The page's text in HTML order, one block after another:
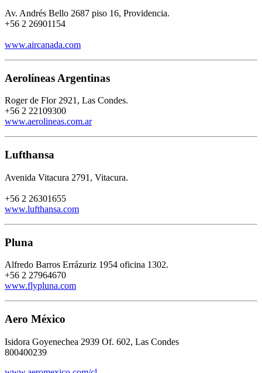
Av. Andrés Bello 2687 piso 16, Providencia.
+56 2 26901154
www.aircanada.com
Aerolíneas Argentinas
Roger de Flor 2921, Las Condes.
+56 2 22109300
www.aerolineas.com.ar
Lufthansa
Avenida Vitacura 2791, Vitacura.
+56 2 26301655
www.lufthansa.com
Pluna
Alfredo Barros Errázuriz 1954 oficina 1302.
+56 2 27964670
www.flypluna.com
Aero México
Isidora Goyenechea 2939 Of. 602, Las Condes
800400239